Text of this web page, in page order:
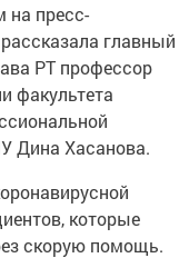
на пресс-
главный
РТ профессор
факультета
Дина Хасанова.
которые
скорую помощь.